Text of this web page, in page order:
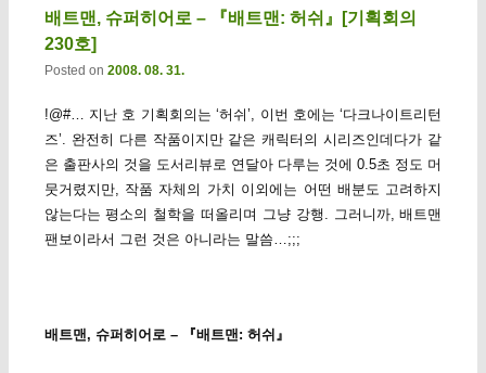
배트맨, 슈퍼히어로 – 『배트맨: 허쉬』[기획회의
230호]
Posted on 2008. 08. 31.
!@#… 지난 호 기획회의는 ‘허쉬’, 이번 호에는 ‘다크나이트리턴
즈’. 완전히 다른 작품이지만 같은 캐릭터의 시리즈인데다가 같
은 출판사의 것을 도서리뷰로 연달아 다루는 것에 0.5초 정도 머
뭇거렸지만, 작품 자체의 가치 이외에는 어떤 배분도 고려하지
않는다는 평소의 철학을 떠올리며 그냥 강행. 그러니까, 배트맨
팬보이라서 그런 것은 아니라는 말씀…;;;
배트맨, 슈퍼히어로 – 『배트맨: 허쉬』